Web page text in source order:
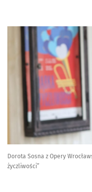
Dorota Sosna z Opery
życzliwości”